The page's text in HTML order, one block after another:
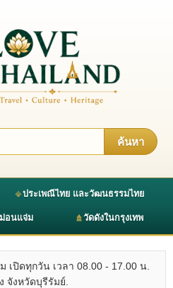
ค้นหา
ประเพณีไทย และวัฒนธรรมไทย
ม่อนแจ่ม วัดดังในกรุงเทพ
เปิดทุกวัน เวลา 08.00 - 17.00 น.
จังหวัดบุรีรัมย์.